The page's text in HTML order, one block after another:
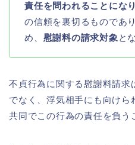
責任を問われることにな
の信頼を裏切るものであ
め、 慰謝料の請求対象 と
不貞行為に関する慰謝料請求
でなく、浮気相手にも向けら
共同でこの行為の責任を負う